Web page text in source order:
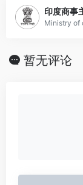
印度商事
Ministry of
暂无评论